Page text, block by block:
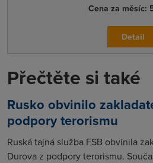
Cena za měsíc:
Detail
Přečtěte si také
Rusko obvinilo
podpory terorismu
Ruská tajná služba FSB obvinila
Durova z podpory terorismu.